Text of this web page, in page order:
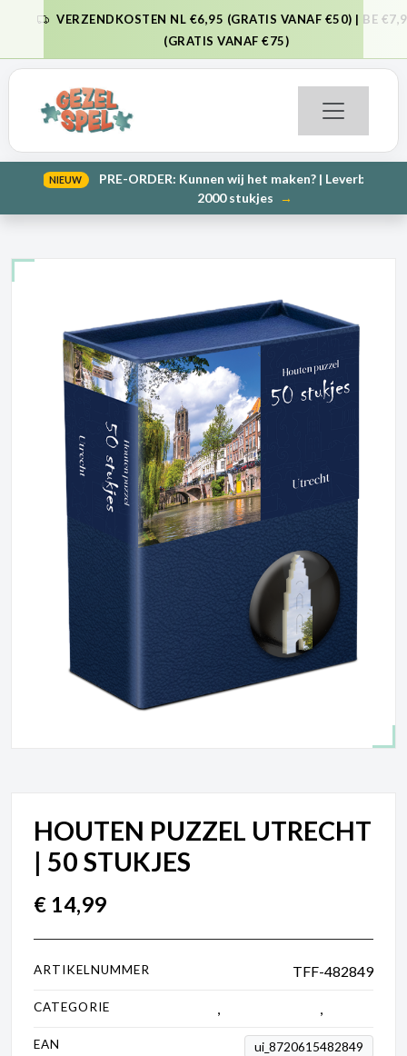
VERZENDKOSTEN NL €6,95 (GRATIS VANAF €50) | BE €7,95
(GRATIS VANAF €75)
PRE-ORDER: Kunnen wij het maken? | Leverbaar in 1000 en
2000 stukjes →
HOUTEN PUZZEL UTRECHT
| 50 STUKJES
€ 14,99
ARTIKELNUMMER TFF-482849
CATEGORIE , ,
EAN ui_8720615482849